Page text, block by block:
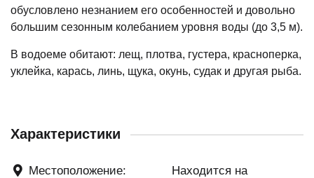
обусловлено незнанием его особенностей и довольно
большим сезонным колебанием уровня воды (до 3,5 м).
В водоеме обитают: лещ, плотва, густера, красноперка,
уклейка, карась, линь, щука, окунь, судак и другая рыба.
Характеристики
Местоположение:
Находится на